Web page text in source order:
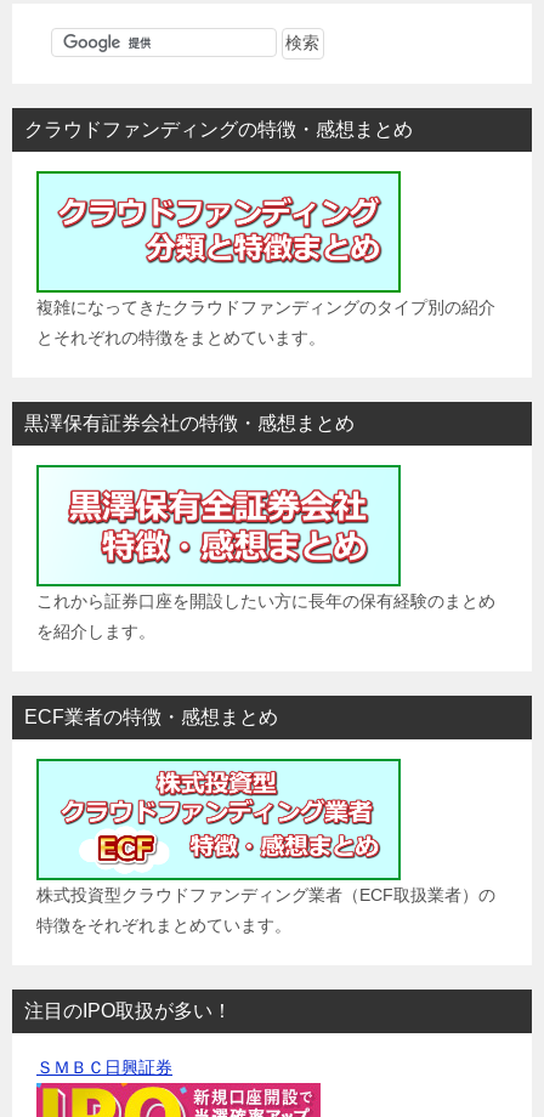
シクラウドファンディングの特徴・感想まとめ
複雑になってきたクラウドファンディングのタイプ別の紹介
とそれぞれの特徴をまとめています。
黒澤保有証券会社の特徴・感想まとめ
これから証券口座を開設したい方に長年の保有経験のまとめ
を紹介します。
ECF業者の特徴・感想まとめ
株式投資型クラウドファンディング業者（ECF取扱業者）の
特徴をそれぞれまとめています。
注目のIPO取扱が多い！
ＳＭＢＣ日興証券